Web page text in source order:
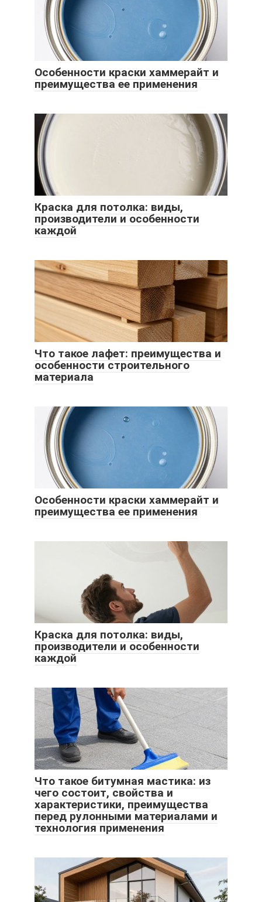
Особенности краски хаммерайт и
преимущества ее применения
Краска для потолка: виды,
производители и особенности
каждой
Что такое лафет: преимущества и
особенности строительного
материала
Особенности краски хаммерайт и
преимущества ее применения
Краска для потолка: виды,
производители и особенности
каждой
Что такое битумная мастика: из
чего состоит, свойства и
характеристики, преимущества
перед рулонными материалами и
технология применения